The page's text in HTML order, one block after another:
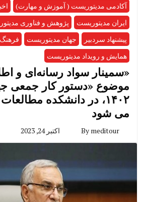
آکادمی مدیتوریست ( آموزش و مهارت)
ایران مدیتوریست
پژوهش و فناوری
پیشنهاد سردبیر
جهان مدیتوریست
همایش و رویداد مدیتوریست
«سمینار سواد رسانه‌ای و
۱۴۰۲، در دانشکده
می شود
By meditour اکتبر 24, 2023